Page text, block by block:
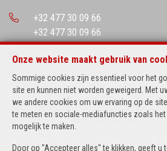
Onze website maakt gebruik van
Sommige cookies zijn essentieel voor het
site en kunnen niet worden geweigerd. Met
we andere cookies om uw ervaring op de
te meten en sociale-mediafuncties zoals het
mogelijk te maken.
Door op "Accepteer alles" te klikken, geeft u
+32 477 30 09 66
+32 477 30 09 66
info@barbararegnier.com
BIV-erkende vastgoedmakelaar in België, BIV
Ondernemingsnummer : BTW BE-0673634514
S.R.L.)
Toezichthoudende Autoriteit : Beroepinstituut